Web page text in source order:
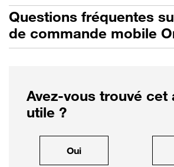
Questions fréquentes
de commande mobile
Avez-vous trouvé cet
utile ?
Oui, cet article m'a été